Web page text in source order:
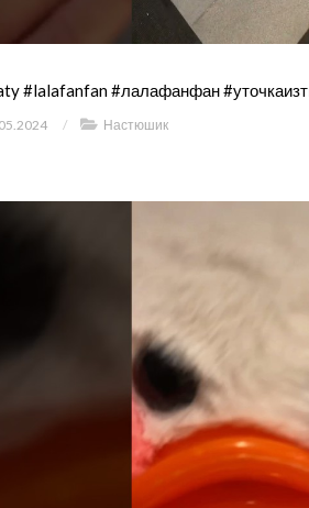
#lalafanfan #лалафанфан
/ Настюшик